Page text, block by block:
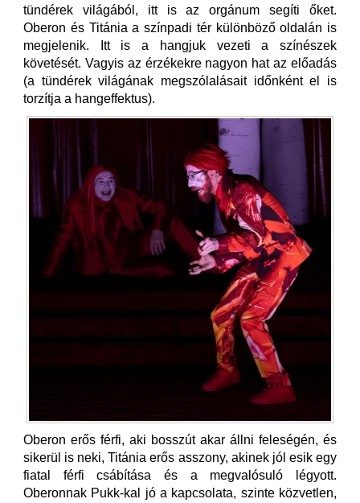
tündérek világából, itt is az orgánum segíti őket.
Oberon és Titánia a színpadi tér különböző oldalán is
megjelenik. Itt is a hangjuk vezeti a színészek
követését. Vagyis az érzékekre nagyon hat az előadás
(a tündérek világának megszólalásait időnként el is
torzítja a hangeffektus).
Oberon erős férfi, aki bosszút akar állni feleségén, és
sikerül is neki, Titánia erős asszony, akinek jól esik egy
fiatal férfi csábítása és a megvalósuló légyott.
Oberonnak Pukk-kal jó a kapcsolata, szinte közvetlen,